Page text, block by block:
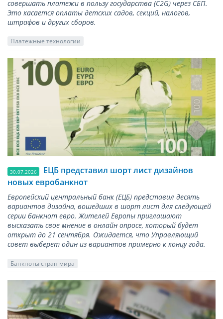
совершать платежи в пользу государства (С2G) через СБП.
Это касается оплаты детских садов, секций, налогов,
штрафов и других сборов.
Платежные технологии
30.07.2026
ЕЦБ представил шорт лист дизайнов
новых евробанкнот
Европейский центральный банк (ЕЦБ) представил десять
вариантов дизайна, вошедших в шорт лист для следующей
серии банкнот евро. Жителей Европы приглашают
высказать свое мнение в онлайн опросе, который будет
открыт до 21 сентября. Ожидается, что Управляющий
совет выберет один из вариантов примерно к концу года.
Банкноты стран мира